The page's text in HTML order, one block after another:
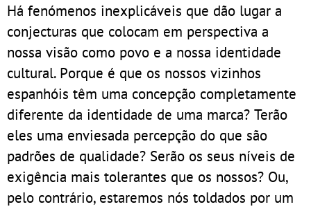
Há fenómenos inexplicáveis que dão lugar a
conjecturas que colocam em perspectiva a
nossa visão como povo e a nossa identidade
cultural. Porque é que os nossos vizinhos
espanhóis têm uma concepção completamente
diferente da identidade de uma marca? Terão
eles uma enviesada percepção do que são
padrões de qualidade? Serão os seus níveis de
exigência mais tolerantes que os nossos? Ou,
pelo contrário, estaremos nós toldados por um